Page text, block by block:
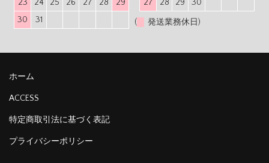
23
24 25 26 27 28
29
30
31
27
28 29 30
( 発送業務休日)
ホーム
ACCESS
特定商取引法に基づく表記
プライバシーポリシー